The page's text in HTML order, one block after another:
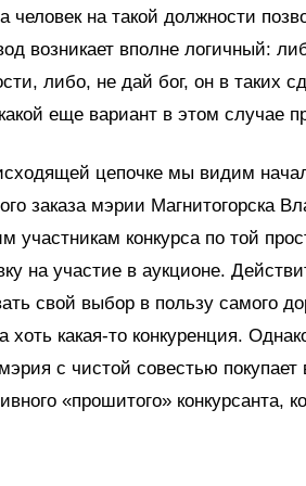
человек на такой должности
возникает вполне логичный:
либо, не дай бог, он в таких
еще вариант в этом случае
цепочке мы видим
заказа мэрии Магнитогорска
участникам конкурса по той
на участие в аукционе.
свой выбор в пользу самого
хоть какая-то конкуренция.
с чистой совестью покупает
«прошитого» конкурсанта,